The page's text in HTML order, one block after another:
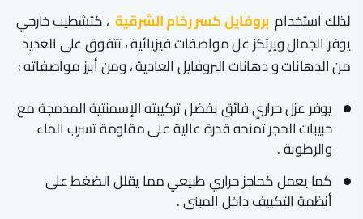
لذلك استخدام بروفايل كسر رخام الشرقية ، كتشطيب خارجي
يوفر الجمال ويرتكز عل مواصفات فيزيائية ، تتفوق على العديد
من الدهانات و دهانات البروفايل العادية ، ومن أبرز مواصفاته :
يوفر ​عزل حراري فائق بفضل تركيبته الإسمنتية المدمجة مع
حبيبات الحجر تمنحه قدرة عالية على مقاومة تسرب الماء
والرطوبة .
كما يعمل كحاجز حراري طبيعي مما يقلل الضغط على
أنظمة التكييف داخل المبنى .